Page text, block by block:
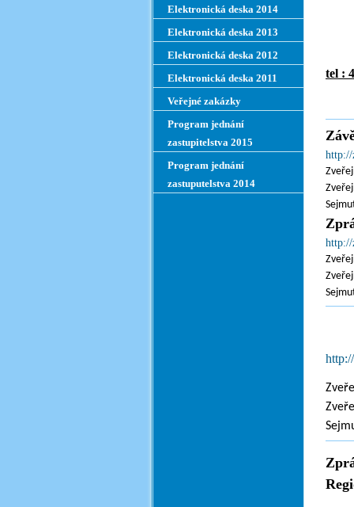
tel
http://
http://
Elektronická deska 2014
Elektronická deska 2013
Elektronická deska 2012
Elektronická deska 2011
Veřejné zakázky
Program jednání
zastupitelstva 2015
Program jednání
zastuputelstva 2014